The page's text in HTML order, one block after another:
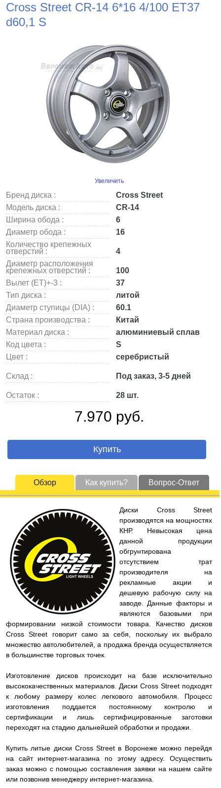
Cross Street CR-14 6*16 4/100 ET37
d60,1 S
Увеличить
Бренд диска :
Cross Street
Модель диска :
CR-14
Ширина обода :
6
Диаметр обода :
16
Количество крепежных
отверстий :
4
Диаметр расположения
крепежных отверстий :
100
Вылет (ET)+-3 :
37
Тип диска :
литой
Диаметр ступицы (DIA) :
60.1
Страна производства :
Китай
Материал диска :
алюминиевый сплав
Код цвета :
S
Цвет :
серебристый
Склад : Под заказ, 3-5 дней
Остаток : 28 шт.
7.970 руб.
Купить
Обзор Как купить? Вопрос-Ответ
Диски Cross Street
производятся на мощностях
КНР. Невысокая цена
данной продукции
обгрунтирована
отсутствием трат
производителя на
рекламные акции и
дешевую рабочую силу на
заводе. Данные факторы и
являются базовыми при
формировании низкой стоимости товара. Качество дисков
Cross Street говорит само за себя, поскольку их выбрало
множество автолюбителей, а продажа бренда осуществляется
в большинстве торговых точек.
Изготовление дисков происходит на базе исключительно
высококачественных материалов. Диски Cross Street подходят
к любому размеру колес легкового автомобиля. Процесс
изготовления поддается постоянному контролю и
сертификации и лишь сертифицированные заготовки
переходят на стадию дальнейшей обработки и продажи.
Купить литые диски Cross Street в Воронеже можно перейдя
на сайт интернет-магазина по этому адресу. Осуществить
заказ можно с помощью составления заявки на нашем сайте
или позвонив менеджеру интернет-магазина.